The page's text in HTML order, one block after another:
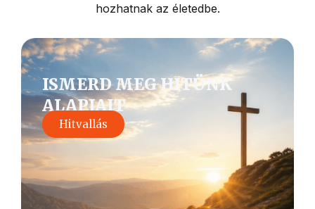
hozhatnak az életedbe.
ISMERD MEG HITÜNK
ALAPJAIT
Hitvallás